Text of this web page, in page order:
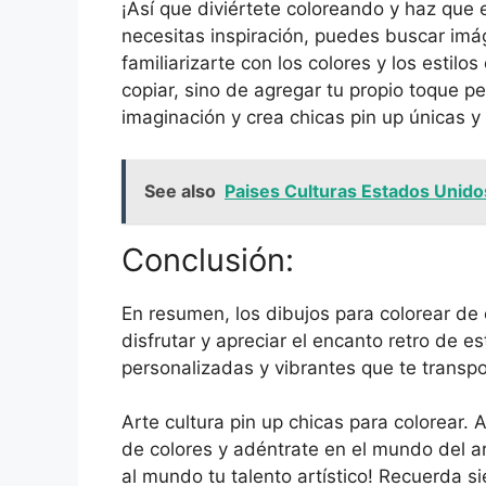
¡Así que diviértete coloreando y haz
necesitas inspiración, puedes buscar
familiarizarte con los colores y los
copiar, sino de agregar tu propio toque
imaginación y crea chicas pin up únicas
See also Paises Culturas Estados
Conclusión:
En resumen, los dibujos para colorear
disfrutar y apreciar el encanto retro de
personalizadas y vibrantes que te
Arte cultura pin up chicas para colorear.
de colores y adéntrate en el mundo del
al mundo tu talento artístico! Recuerda